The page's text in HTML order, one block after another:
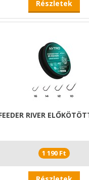
Részletek
RIVER
1 190 Ft